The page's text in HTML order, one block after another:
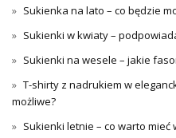
Sukienka na lato – co będzie
Sukienki w kwiaty –
Sukienki na wesele – jakie
T-shirty z nadrukiem w
możliwe?
Sukienki letnie – co warto mieć